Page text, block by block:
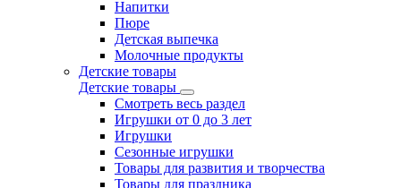
Напитки
Пюре
Детская выпечка
Молочные продукты
Детские товары
Детские товары
Смотреть весь раздел
Игрушки от 0 до 3 лет
Игрушки
Сезонные игрушки
Товары для развития и творчества
Товары для праздника